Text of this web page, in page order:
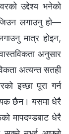
उद्देश्य भनेको
लगाउनु हो—
मात्र होइन,
अनुसार
अत्यन्त सतही
इच्छा पूरा गर्न
छैन। यसमा धेरै
मापदण्डबाट धेरै